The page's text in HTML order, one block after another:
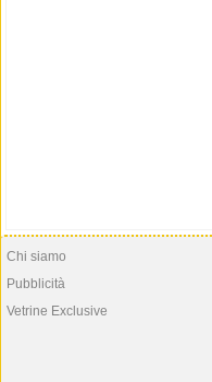
Chi siamo
Pubblicità
Vetrine Exclusive